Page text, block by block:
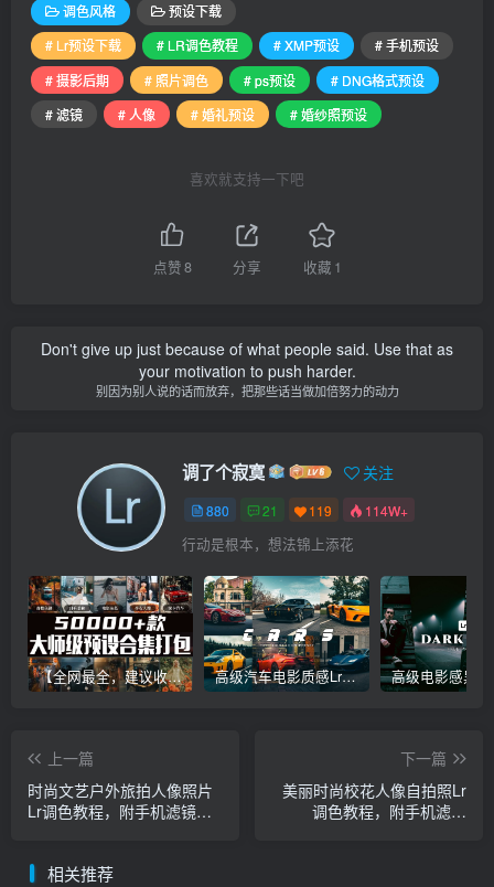
调色风格
预设下载
# Lr预设下载
# LR调色教程 # XMP预设
# 手机预设
# 摄影后期
# 照片调色 # ps预设
# DNG格式预设
# 滤镜
# 人像 # 婚礼预设 # 婚纱照预设
喜欢就支持一下吧
点赞8 分享 收藏 1
Don't give up just because of what people said. Use that as
your motivation to push harder.
别因为别人说的话而放弃，把那些话当做加倍努力的动力
调了个寂寞 关注
880 21 119 114W+
行动是根本，想法锦上添花
【全网最全，建议收藏】5万多款Lr顶级调色预设合集，精心整理，分类清晰，摄影师调色师必备素材，够用一辈子！ 高级汽车电影质感Lr调色教程，手机滤镜PS+Lightroom预设下载！
上一篇
时尚文艺户外旅拍人像照片
Lr调色教程，附手机滤镜
下一篇
美丽时尚校花人像自拍照Lr
调色教程，附手机滤镜
相关推荐